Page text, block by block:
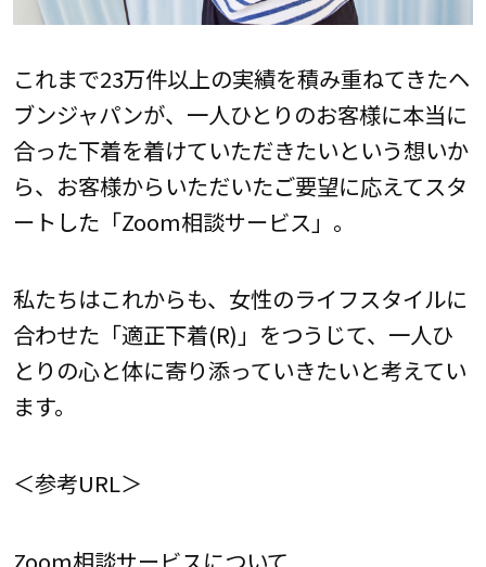
これまで23万件以上の実績を積み重ねてきたヘ
ブンジャパンが、一人ひとりのお客様に本当に
合った下着を着けていただきたいという想いか
ら、お客様からいただいたご要望に応えてスタ
ートした「Zoom相談サービス」。
私たちはこれからも、女性のライフスタイルに
合わせた「適正下着(R)」をつうじて、一人ひ
とりの心と体に寄り添っていきたいと考えてい
ます。
＜参考URL＞
Zoom相談サービスについて